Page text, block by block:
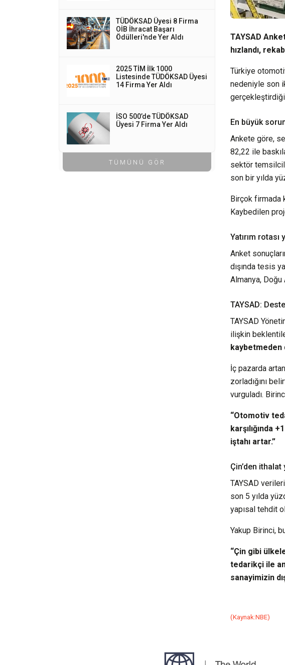
TÜDÖKSAD Üyesi 8 Firma
OİB İhracat Başarı
Ödülleri'nde Yer Aldı
2025 TİM İlk 1000
Listesinde TÜDÖKSAD Üyesi
14 Firma Yer Aldı
İSO 500’de TÜDÖKSAD
Üyesi 7 Firma Yer Aldı
TÜMÜNÜ GÖR
TAYSAD
hızlandı,
Türkiye
nedeniyle son
gerçekleştirdiği
En büyük
Ankete göre,
82,22 ile
sektör
son bir yılda
Birçok firmada
Kaybedilen
Yatırım rotası
Anket
dışında tesis
Almanya, Doğu
TAYSAD:
TAYSAD
ilişkin
kaybetmeden
İç pazarda
zorladığını
vurguladı.
“Otomotiv
karşılığında
iştahı artar.”
Çin’den ithalat
TAYSAD
son 5 yılda
yapısal tehdit
Yakup Birinci,
“Çin gibi
tedarikçi ile
sanayimizin
(Kaynak:NBE)